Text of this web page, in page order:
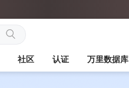
社区 认证 万里数据库